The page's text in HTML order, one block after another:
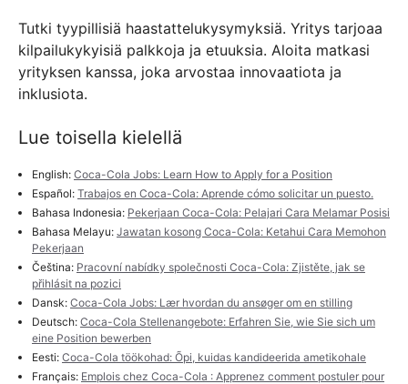
Tutki tyypillisiä haastattelukysymyksiä. Yritys tarjoaa
kilpailukykyisiä palkkoja ja etuuksia. Aloita matkasi
yrityksen kanssa, joka arvostaa innovaatiota ja
inklusiota.
Lue toisella kielellä
English: Coca-Cola Jobs: Learn How to Apply for a Position
Español: Trabajos en Coca-Cola: Aprende cómo solicitar un puesto.
Bahasa Indonesia: Pekerjaan Coca-Cola: Pelajari Cara Melamar Posisi
Bahasa Melayu: Jawatan kosong Coca-Cola: Ketahui Cara Memohon
Pekerjaan
Čeština: Pracovní nabídky společnosti Coca-Cola: Zjistěte, jak se
přihlásit na pozici
Dansk: Coca-Cola Jobs: Lær hvordan du ansøger om en stilling
Deutsch: Coca-Cola Stellenangebote: Erfahren Sie, wie Sie sich um
eine Position bewerben
Eesti: Coca-Cola töökohad: Õpi, kuidas kandideerida ametikohale
Français: Emplois chez Coca-Cola : Apprenez comment postuler pour